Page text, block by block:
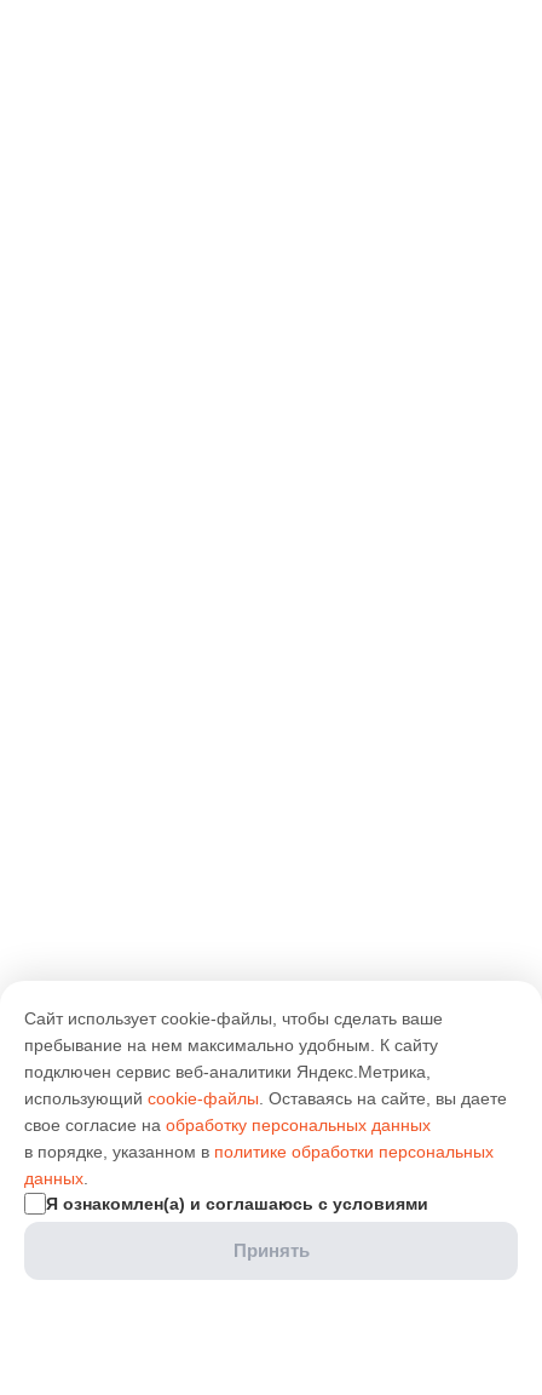
Сайт использует cookie-файлы, чтобы сделать ваше
пребывание на нем максимально удобным. К cайту
подключен сервис веб-аналитики Яндекс.Метрика,
использующий cookie-файлы . Оставаясь на сайте, вы даете
свое согласие на обработку персональных данных
в порядке, указанном в политике обработки персональных
данных
Я ознакомлен(а) и соглашаюсь с условиями
Принять